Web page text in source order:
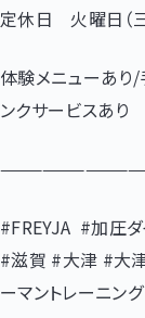
定休日 火曜日（三
体験メニューあり/
ンクサービスあり
#FREYJA #加圧ダ
#滋賀 #大津 #大
ーマントレーニング